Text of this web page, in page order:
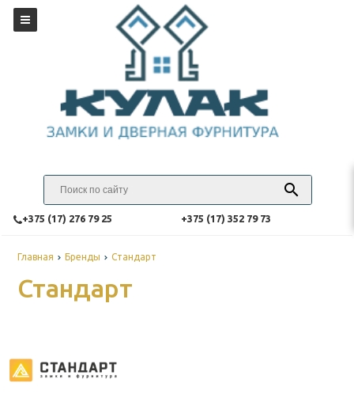
‎+375 (17) 276 79 25 ‎+375 (17) 352 79 73
Главная Бренды Стандарт
Стандарт